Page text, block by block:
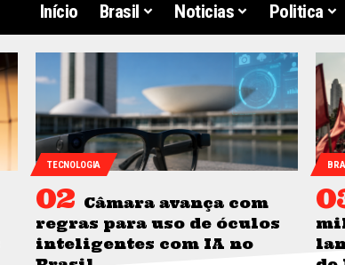
Início Brasil Noticias Politica
TECNOLOGIA
Câmara avança com
regras para uso de óculos
inteligentes com IA no